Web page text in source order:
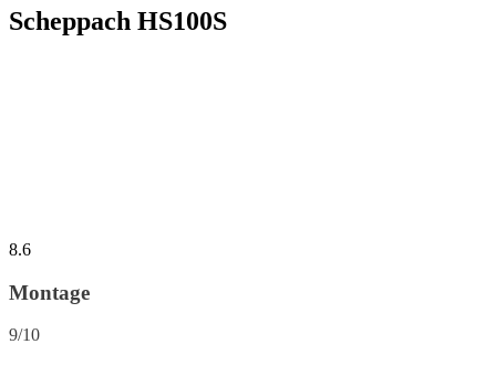
Scheppach HS100S
8.6
Montage
9/10